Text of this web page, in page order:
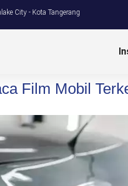
City - Kota Tangerang
Film Mobil